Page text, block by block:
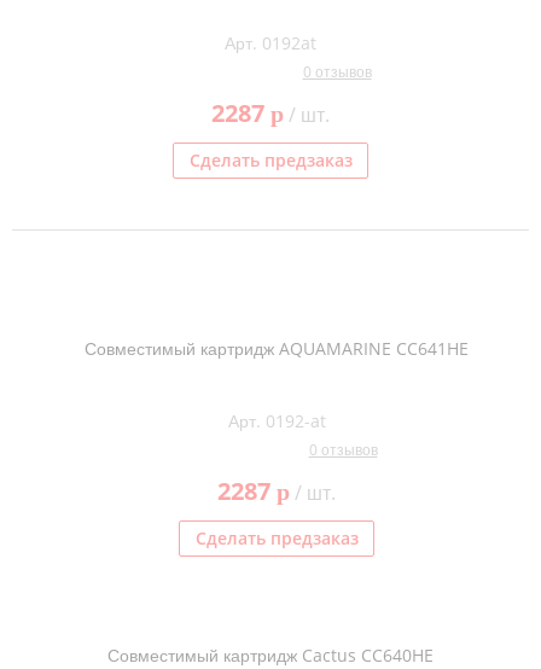
Арт. 0192at
0 отзывов
2287 p/ шт.
Сделать предзаказ
Совместимый картридж AQUAMARINE CC641HE
Арт. 0192-at
0 отзывов
2287 p/ шт.
Сделать предзаказ
Совместимый картридж Cactus CC640HE